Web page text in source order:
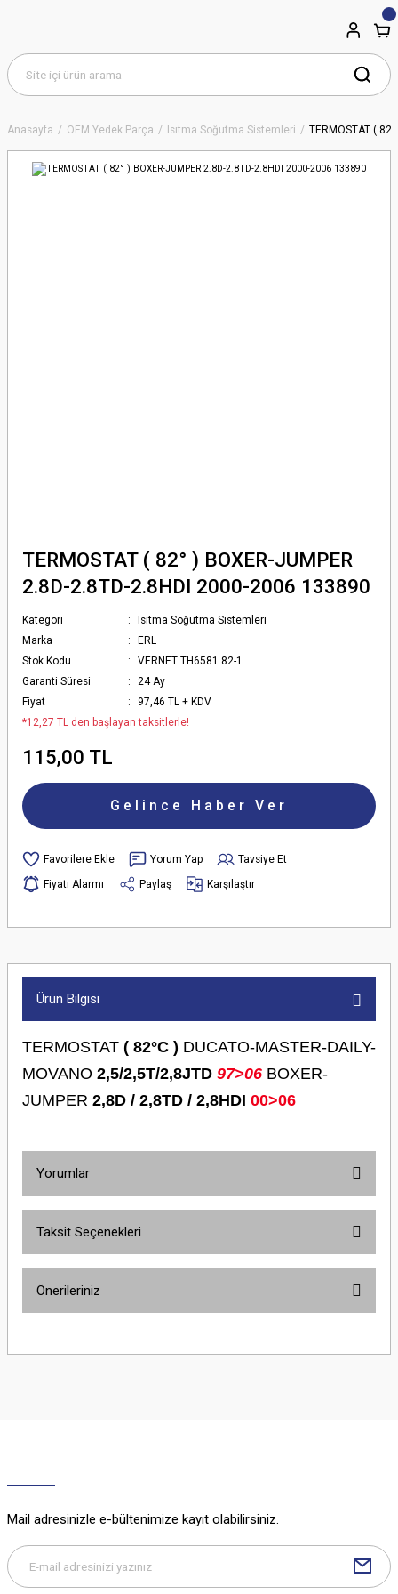
Anasayfa OEM Yedek Parça Isıtma Soğutma Sistemleri TERMOSTAT (
TERMOSTAT ( 82° ) BOXER-JUMPER
2.8D-2.8TD-2.8HDI 2000-2006 133890
Kategori
Isıtma Soğutma Sistemleri
Marka
ERL
Stok Kodu
VERNET TH6581.82-1
Garanti Süresi
24 Ay
Fiyat
97,46 TL + KDV
*12,27 TL den başlayan taksitlerle!
115,00 TL
Gelince Haber Ver
Yorum Yap
Tavsiye Et
Fiyatı Alarmı
Paylaş Karşılaştır
Ürün Bilgisi
TERMOSTAT ( 82°C ) DUCATO-MASTER-DAILY-
MOVANO 2,5/2,5T/2,8JTD 97>06 BOXER-
JUMPER 2,8D / 2,8TD / 2,8HDI 00>06
Yorumlar
Taksit Seçenekleri
Önerileriniz
yetersiz gördüğünüz noktaları öneri formunu kullanarak tarafımıza
Bu ürüne benzer farklı alternatifler olmalı.
Mail adresinizle e-bültenimize kayıt olabilirsiniz.